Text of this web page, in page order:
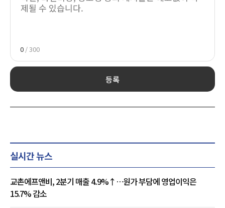
0 / 300
등록
실시간 뉴스
교촌에프앤비, 2분기 매출 4.9%↑…원가 부담에 영업이익은
15.7% 감소